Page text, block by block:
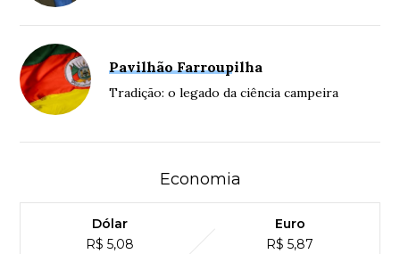
Pavilhão Farroupilha
Tradição: o legado da ciência campeira
Economia
Dólar
R$ 5,08
Euro
R$ 5,87